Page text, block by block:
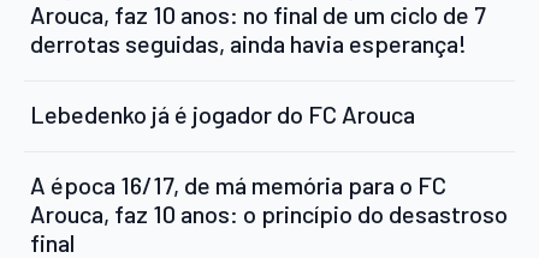
Arouca, faz 10 anos: no final de um ciclo de 7
derrotas seguidas, ainda havia esperança!
Lebedenko já é jogador do FC Arouca
A época 16/17, de má memória para o FC
Arouca, faz 10 anos: o princípio do desastroso
final